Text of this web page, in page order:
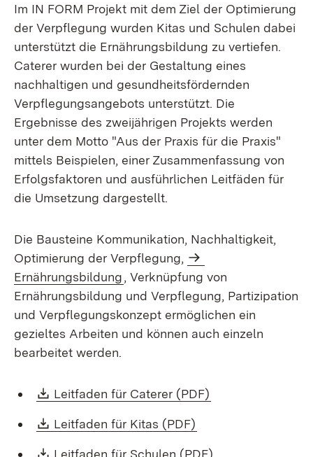
Im IN FORM Projekt mit dem Ziel der Optimierung
der Verpflegung wurden Kitas und Schulen dabei
unterstützt die Ernährungsbildung zu vertiefen.
Caterer wurden bei der Gestaltung eines
nachhaltigen und gesundheitsfördernden
Verpflegungsangebots unterstützt. Die
Ergebnisse des zweijährigen Projekts werden
unter dem Motto "Aus der Praxis für die Praxis"
mittels Beispielen, einer Zusammenfassung von
Erfolgsfaktoren und ausführlichen Leitfäden für
die Umsetzung dargestellt.
Die Bausteine Kommunikation, Nachhaltigkeit,
Optimierung der Verpflegung,
Ernährungsbildung, Verknüpfung von
Ernährungsbildung und Verpflegung, Partizipation
und Verpflegungskonzept ermöglichen ein
gezieltes Arbeiten und können auch einzeln
bearbeitet werden.
Download:
Leitfaden für Caterer (PDF)
Download:
Leitfaden für Kitas (PDF)
Download:
Leitfaden für Schulen (PDF)